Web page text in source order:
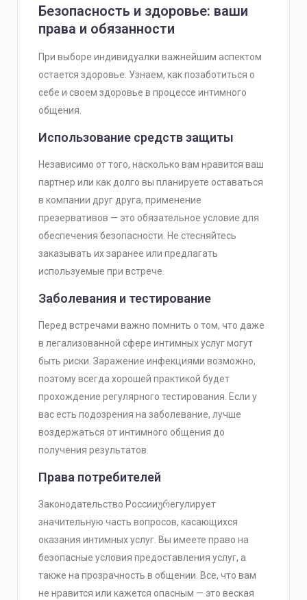
Безопасность и здоровье: ваши
права и обязанности
При выборе индивидуалки важнейшим аспектом
остается здоровье. Узнаем, как позаботиться о
себе и своем здоровье в процессе интимного
общения.
Использование средств защиты
Независимо от того, насколько вам нравится ваш
партнер или как долго вы планируете оставаться
в компании друг друга, применение
презервативов — это обязательное условие для
обеспечения безопасности. Не стесняйтесь
заказывать их заранее или предлагать
используемые при встрече.
Заболевания и тестирование
Перед встречами важно помнить о том, что даже
в легализованной сфере интимных услуг могут
быть риски. Заражение инфекциями возможно,
поэтому всегда хорошей практикой будет
прохождение регулярного тестирования. Если у
вас есть подозрения на заболевание, лучше
воздержаться от интимного общения до
получения результатов.
Права потребителей
Законодательство Россииურегулирует
значительную часть вопросов, касающихся
оказания интимных услуг. Вы имеете право на
безопасные условия предоставления услуг, а
также на прозрачность в общении. Все, что вам
не нравится или кажется опасным — это веская